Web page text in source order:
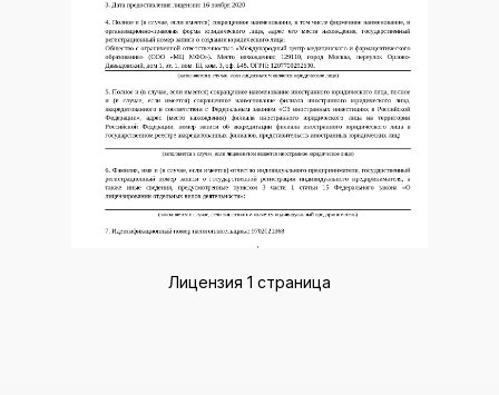
Лицензия 1 страница